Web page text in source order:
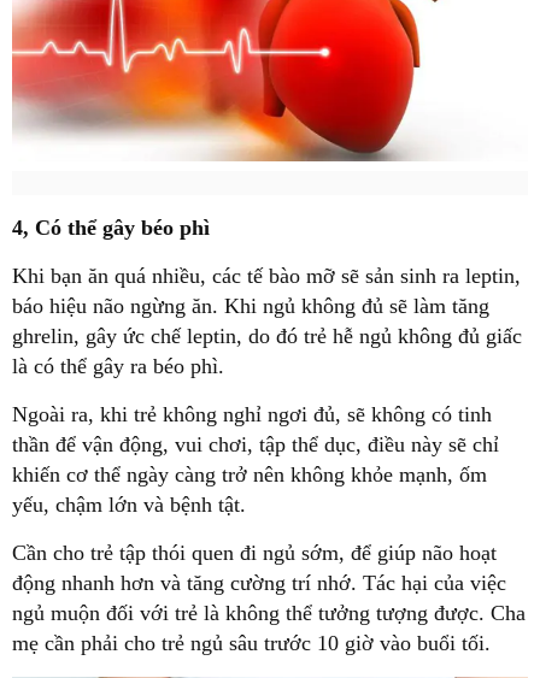
4, Có thể gây béo phì
Khi bạn ăn quá nhiều, các tế bào mỡ sẽ sản sinh ra leptin,
báo hiệu não ngừng ăn. Khi ngủ không đủ sẽ làm tăng
ghrelin, gây ức chế leptin, do đó trẻ hễ ngủ không đủ giấc
là có thể gây ra béo phì.
Ngoài ra, khi trẻ không nghỉ ngơi đủ, sẽ không có tinh
thần để vận động, vui chơi, tập thể dục, điều này sẽ chỉ
khiến cơ thể ngày càng trở nên không khỏe mạnh, ốm
yếu, chậm lớn và bệnh tật.
Cần cho trẻ tập thói quen đi ngủ sớm, để giúp não hoạt
động nhanh hơn và tăng cường trí nhớ. Tác hại của việc
ngủ muộn đối với trẻ là không thể tưởng tượng được. Cha
mẹ cần phải cho trẻ ngủ sâu trước 10 giờ vào buổi tối.